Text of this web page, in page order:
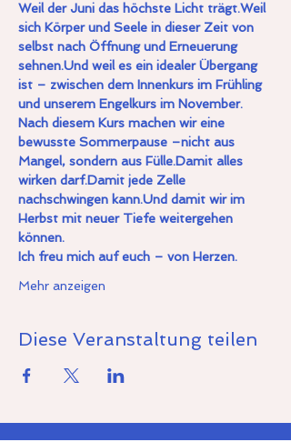
Weil der Juni das höchste Licht trägt.Weil
sich Körper und Seele in dieser Zeit von
selbst nach Öffnung und Erneuerung
sehnen.Und weil es ein idealer Übergang
ist – zwischen dem Innenkurs im Frühling
und unserem Engelkurs im November.
Nach diesem Kurs machen wir eine
bewusste Sommerpause –nicht aus
Mangel, sondern aus Fülle.Damit alles
wirken darf.Damit jede Zelle
nachschwingen kann.Und damit wir im
Herbst mit neuer Tiefe weitergehen
können.
Ich freu mich auf euch – von Herzen.
Mehr anzeigen
Diese Veranstaltung teilen